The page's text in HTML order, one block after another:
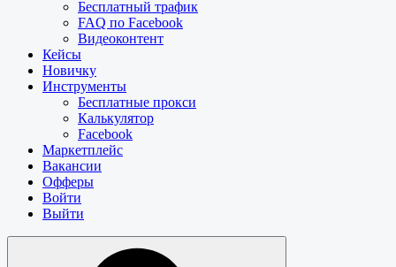
Бесплатный трафик
FAQ по Facebook
Видеоконтент
Кейсы
Новичку
Инструменты
Бесплатные прокси
Калькулятор
Facebook
Маркетплейс
Вакансии
Офферы
Войти
Выйти